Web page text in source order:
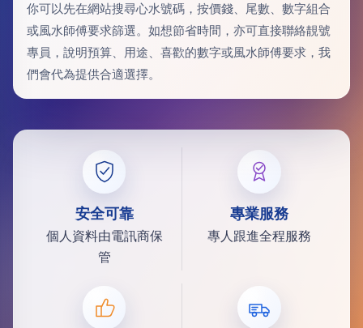
你可以先在網站搜尋心水號碼，按價錢、尾數、數字組合
或風水師傅要求篩選。如想節省時間，亦可直接聯絡靚號
專員，說明預算、用途、喜歡的數字或風水師傅要求，我
們會代為提供合適選擇。
安全可靠
個人資料由電訊商保
管
專業服務
專人跟進全程服務